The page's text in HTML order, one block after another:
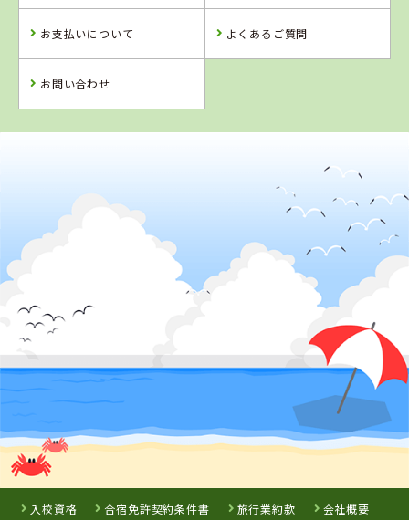
詳 細 予 約
詳 細 予 約
3位
イナバ自動車学校
予 約
徳島かいふ自動
車学校
予 約
予 約
岡山県
新倉敷自動車学
詳 細
予 約
7位 8位
お支払いについて よくあるご質問
お問い合わせ
入校資格 合宿免許契約条件書 旅行業約款 会社概要